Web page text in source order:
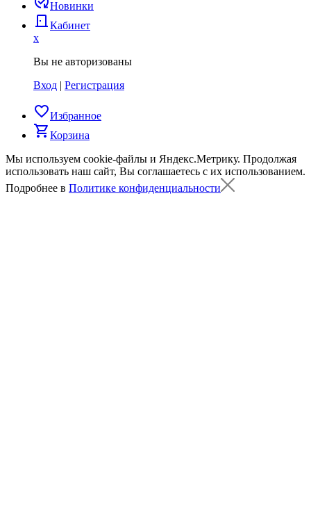
Новинки
door_back Кабинет
x
Вы не авторизованы
Вход | Регистрация
favorite_borderИзбранное
shopping_cartКорзина
Мы используем cookie-файлы и Яндекс.Метрику. Продолжая
использовать наш сайт, Вы соглашаетесь с их использованием.
Подробнее в Политике конфиденциальности